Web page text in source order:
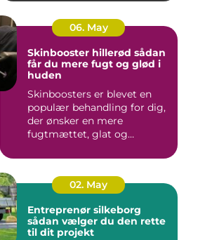
06. May
Skinbooster hillerød sådan
får du mere fugt og glød i
huden
Skinboosters er blevet en
populær behandling for dig,
der ønsker en mere
fugtmættet, glat og
02. May
Entreprenør silkeborg
sådan vælger du den rette
til dit projekt